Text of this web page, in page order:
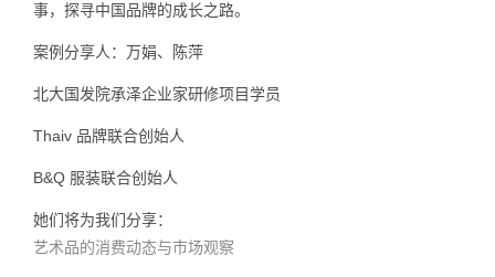
事，探寻中国品牌的成长之路。
案例分享人：万娟、陈萍
北大国发院承泽企业家研修项目学员
Thaiv 品牌联合创始人
B&Q 服装联合创始人
她们将为我们分享：
艺术品的消费动态与市场观察